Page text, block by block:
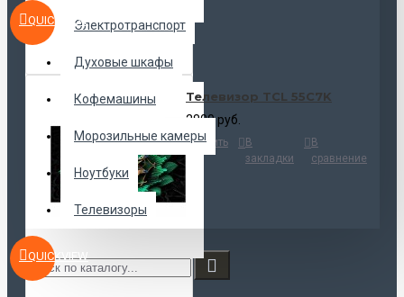
Электротранспорт
Духовые шкафы
Кофемашины
Морозильные камеры
Ноутбуки
Телевизоры
QUICKVIEW
QUICKVIEW
Телевизор TCL 55C7K
2800 руб.
Купить
В
закладки
В
сравнение